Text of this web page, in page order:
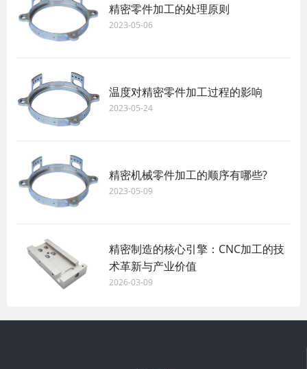
精密零件加工的处理原则
2023-05-06
温度对精密零件加工过程的影响
2023-05-24
精密机械零件加工的顺序有哪些?
2023-05-09
精密制造的核心引擎：CNC加工的技
术革新与产业价值
2026-03-09